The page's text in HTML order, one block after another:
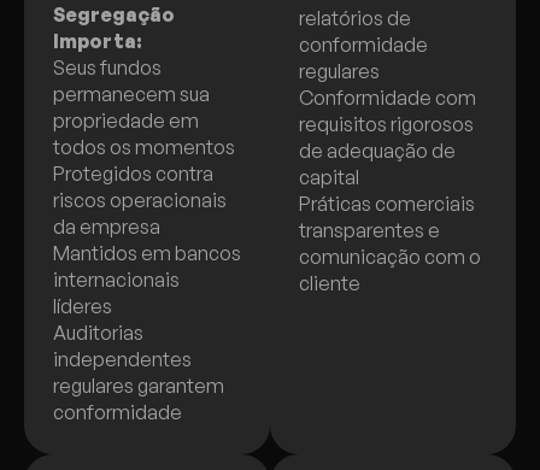
Segregação
Importa:
Seus fundos
permanecem sua
propriedade em
todos os momentos
Protegidos contra
riscos operacionais
da empresa
Mantidos em bancos
internacionais
líderes
Auditorias
independentes
regulares garantem
conformidade
relatórios de
conformidade
regulares
Conformidade com
requisitos rigorosos
de adequação de
capital
Práticas comerciais
transparentes e
comunicação com o
cliente